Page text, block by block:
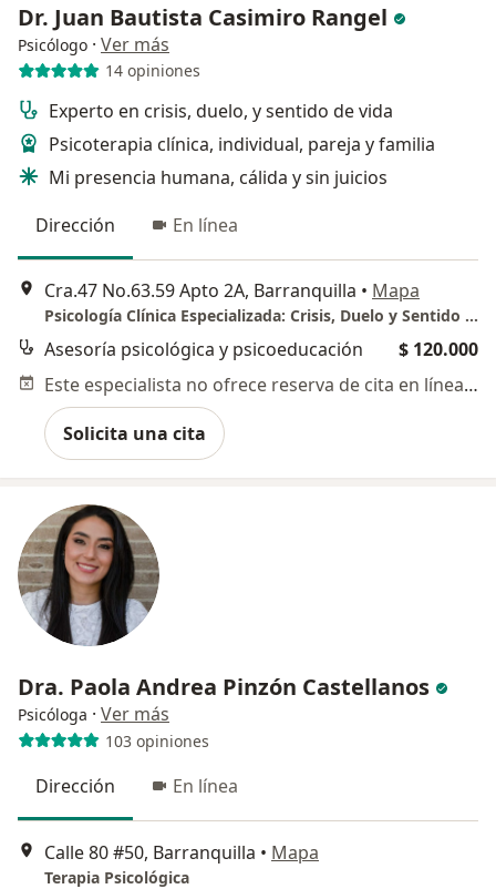
Dr. Juan Bautista Casimiro Rangel
Psicólogo · Ver más
14 opiniones
Experto en crisis, duelo, y sentido de vida
Psicoterapia clínica, individual, pareja y familia
Mi presencia humana, cálida y sin juicios
Dirección
En línea
Cra.47 No.63.59 Apto 2A, Barranquilla • Mapa
Psicología Clínica Especializada: Crisis, Duelo y Sentido de Vida
Asesoría psicológica y psicoeducación
$ 120.000
Este especialista no ofrece reserva de cita en línea en esta dirección.
Solicita una cita
Dra. Paola Andrea Pinzón Castellanos
Psicóloga · Ver más
103 opiniones
Dirección En línea
Calle 80 #50, Barranquilla • Mapa
Terapia Psicológica